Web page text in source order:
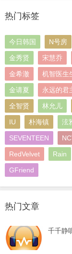
热门标签
今日韩国 N号房
金秀贤 宋慧乔
金希澈 机智医生
金请夏 永远的君
全智贤 林允儿
IU 朴海镇 泫
SEVENTEEN
RedVelvet Rain
GFriend
热门文章
千千静